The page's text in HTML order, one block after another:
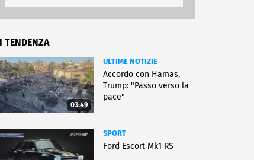
TENDENZA
03:49
ULTIME NOTIZIE
Accordo con Hamas,
Trump: "Passo verso la
pace"
SPORT
Ford Escort Mk1 RS